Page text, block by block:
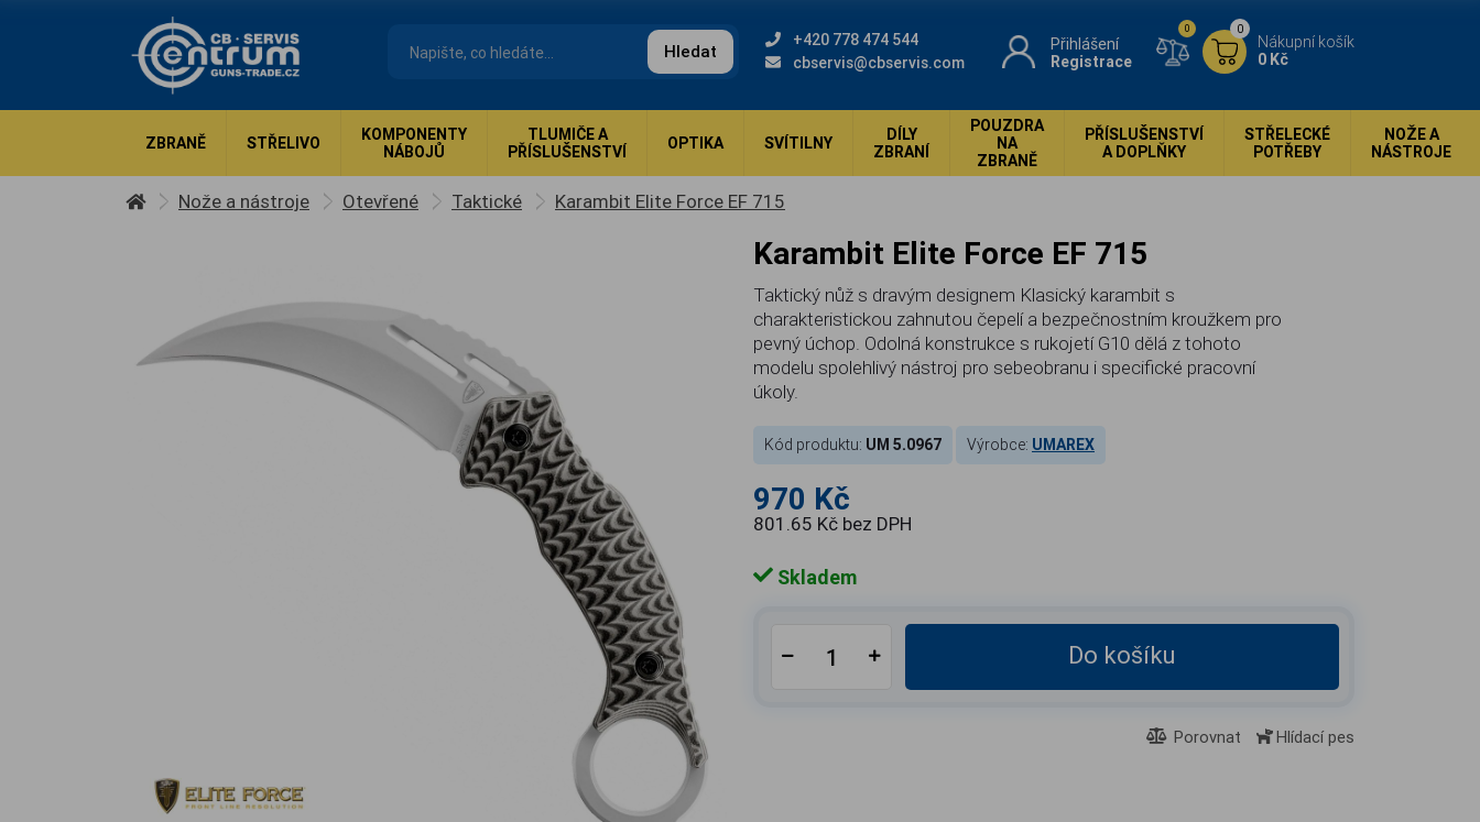
Hledat
+420 778 474 544
cbservis@cbservis.com
Přihlášení
Registrace
0
Nákupní košík
0 Kč
0
ZBRANĚ STŘELIVO
KOMPONENTY
NÁBOJŮ
TLUMIČE A
PŘÍSLUŠENSTVÍ
OPTIKA SVÍTILNY
DÍLY
ZBRANÍ
POUZDRA
NA
ZBRANĚ
PŘÍSLUŠENSTVÍ
A DOPLŇKY
STŘELECKÉ
POTŘEBY
NOŽE A
NÁSTROJE
Nože a nástroje Otevřené Taktické Karambit Elite Force EF 715
Karambit Elite Force EF 715
Taktický nůž s dravým designem Klasický karambit s
charakteristickou zahnutou čepelí a bezpečnostním kroužkem pro
pevný úchop. Odolná konstrukce s rukojetí G10 dělá z tohoto
modelu spolehlivý nástroj pro sebeobranu i specifické pracovní
úkoly.
Kód produktu: UM 5.0967 Výrobce: UMAREX
970 Kč
801.65 Kč bez DPH
Skladem
Do košíku
Porovnat Hlídací pes